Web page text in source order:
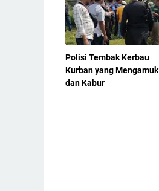
Polisi Tembak Kerbau
Kurban yang Mengamuk
dan Kabur